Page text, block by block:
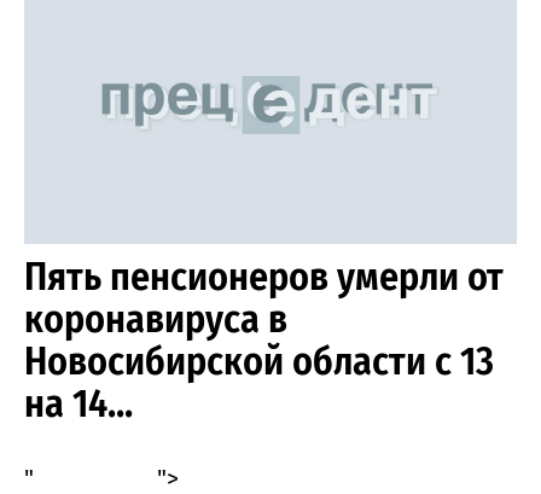
Пять пенсионеров умерли от
коронавируса в
Новосибирской области с 13
на 14...
" ">